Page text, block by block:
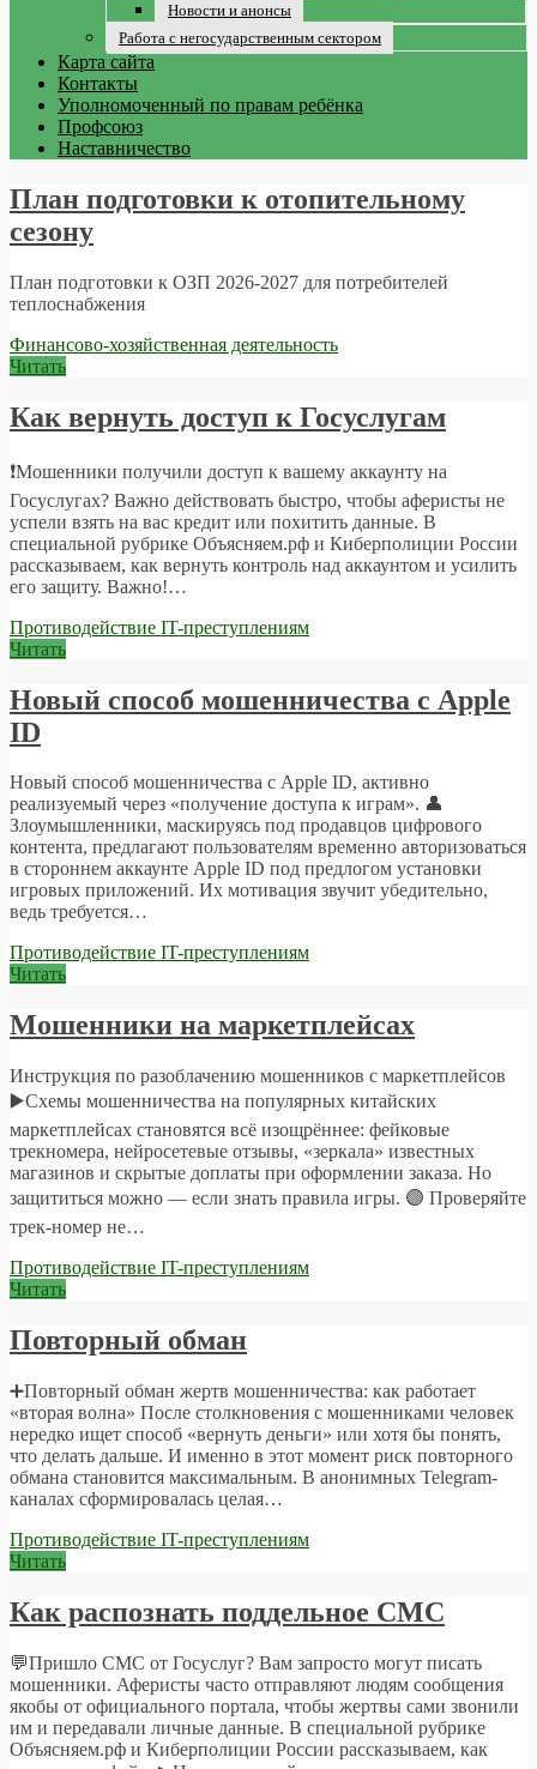
Новости и анонсы
Работа с негосударственным сектором
Карта сайта
Контакты
Уполномоченный по правам ребёнка
Профсоюз
Наставничество
План подготовки к отопительному
сезону
План подготовки к ОЗП 2026-2027 для потребителей
теплоснабжения
Финансово-хозяйственная деятельность
Читать
Как вернуть доступ к Госуслугам
❗️Мошенники получили доступ к вашему аккаунту на
Госуслугах? Важно действовать быстро, чтобы аферисты не
успели взять на вас кредит или похитить данные. В
специальной рубрике Объясняем.рф и Киберполиции России
рассказываем, как вернуть контроль над аккаунтом и усилить
его защиту. Важно!…
Противодействие IT-преступлениям
Читать
Новый способ мошенничества с Apple
ID
Новый способ мошенничества с Apple ID, активно
реализуемый через «получение доступа к играм». 👤
Злоумышленники, маскируясь под продавцов цифрового
контента, предлагают пользователям временно авторизоваться
в стороннем аккаунте Apple ID под предлогом установки
игровых приложений. Их мотивация звучит убедительно,
ведь требуется…
Противодействие IT-преступлениям
Читать
Мошенники на маркетплейсах
Инструкция по разоблачению мошенников с маркетплейсов
▶️Схемы мошенничества на популярных китайских
маркетплейсах становятся всё изощрённее: фейковые
трекномера, нейросетевые отзывы, «зеркала» известных
магазинов и скрытые доплаты при оформлении заказа. Но
защититься можно — если знать правила игры. 🟣 Проверяйте
трек-номер не…
Противодействие IT-преступлениям
Читать
Повторный обман
➕Повторный обман жертв мошенничества: как работает
«вторая волна» После столкновения с мошенниками человек
нередко ищет способ «вернуть деньги» или хотя бы понять,
что делать дальше. И именно в этот момент риск повторного
обмана становится максимальным. В анонимных Telegram-
каналах сформировалась целая…
Противодействие IT-преступлениям
Читать
Как распознать поддельное СМС
💬Пришло СМС от Госуслуг? Вам запросто могут писать
мошенники. Аферисты часто отправляют людям сообщения
якобы от официального портала, чтобы жертвы сами звонили
им и передавали личные данные. В специальной рубрике
Объясняем.рф и Киберполиции России рассказываем, как